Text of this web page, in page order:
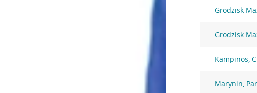
Grodzisk
Grodzisk
Kampinos,
Marynin,